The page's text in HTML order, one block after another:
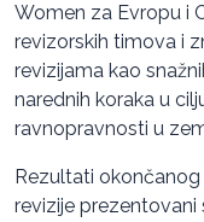
Women za Evropu i
revizorskih timova i
revizijama kao
narednih koraka u
ravnopravnosti u
Rezultati
revizije prezentovani